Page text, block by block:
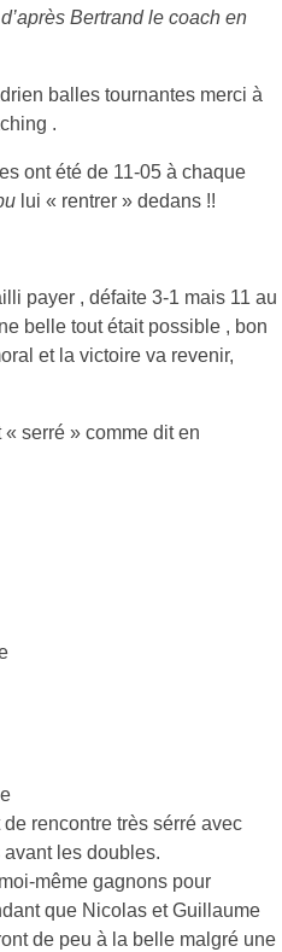
Bertrand le coach en
balles tournantes merci à
.
ont été de 11-05 à chaque
lui « rentrer » dedans !!
payer , défaite 3-1 mais 11 au
belle tout était possible , bon
et la victoire va revenir,
« serré » comme dit en
rencontre très sérré avec
les doubles.
même gagnons pour
que Nicolas et Guillaume
de peu à la belle malgré une